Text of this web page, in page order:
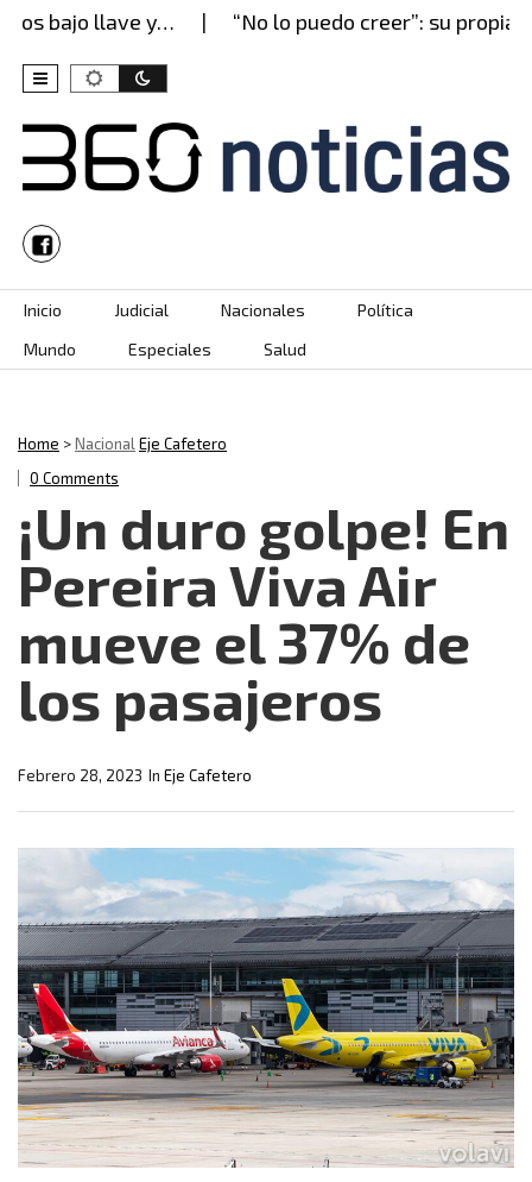
bajo llave y… “No lo puedo creer”: su propia
Skip to content
Inicio Judicial Nacionales
Política
Mundo
Especiales Salud
Home >NacionalEje Cafetero
0 Comments
¡Un duro golpe! En
Pereira Viva Air
mueve el 37% de
los pasajeros
In Eje Cafetero
Febrero 28, 2023